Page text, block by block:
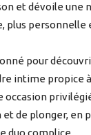
et dévoile une
plus personnelle
pour
intime propice
et de plonger, en